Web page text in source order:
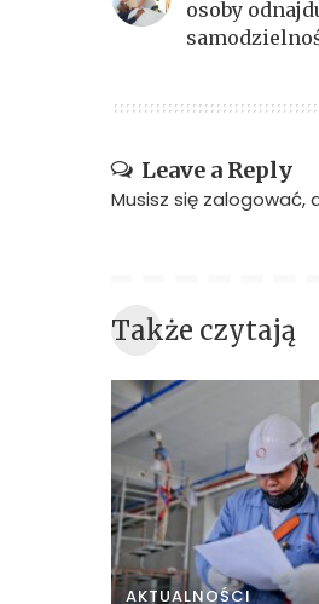
osoby
Leave a Reply
Musisz się zalogować,
Także czytają
AKTUALNOŚCI